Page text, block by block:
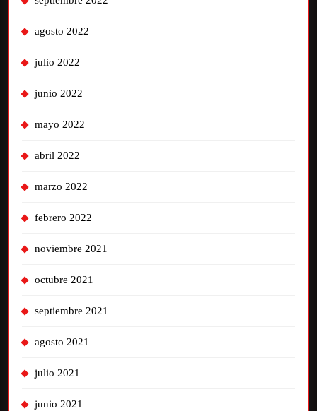
agosto 2022
julio 2022
junio 2022
mayo 2022
abril 2022
marzo 2022
febrero 2022
noviembre 2021
octubre 2021
septiembre 2021
agosto 2021
julio 2021
junio 2021